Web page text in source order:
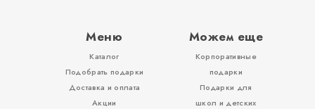
Вложения, игры
Меню
Каталог
Подобрать подарки
Доставка и оплата
Акции
Можем еще
Корпоративные
подарки
Подарки для
школ и детских